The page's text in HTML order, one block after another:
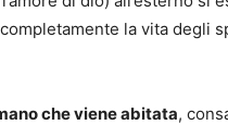
la vita degli
che viene abitata,